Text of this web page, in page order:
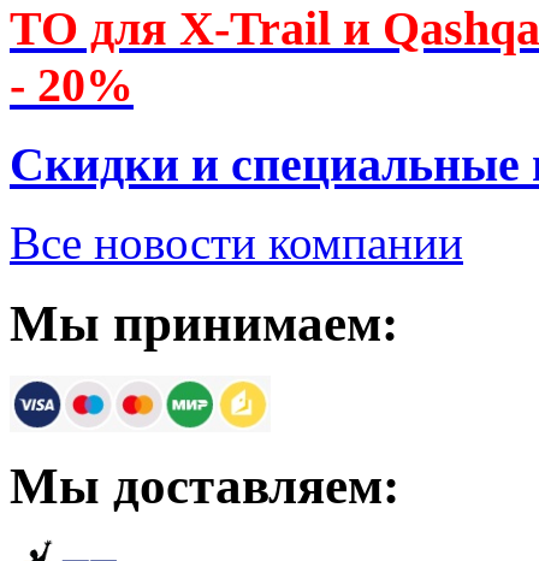
ТО для X-Trail и
- 20%
Скидки и специальные
Все новости компании
Мы принимаем:
Мы доставляем: